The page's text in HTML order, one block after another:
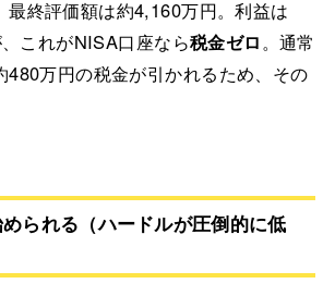
最終評価額は約4,160万円。利益は
これがNISA口座なら税金ゼロ。通常
480万円の税金が引かれるため、その
られる（ハードルが圧倒的に低